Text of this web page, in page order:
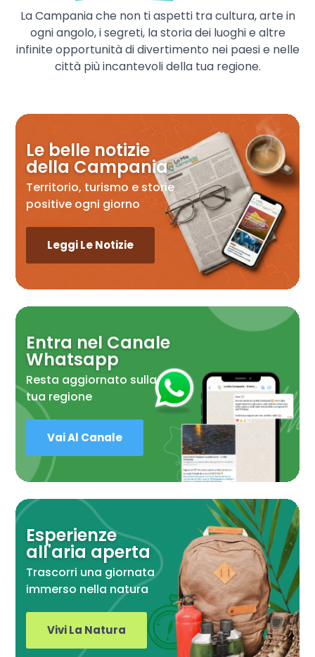
La Campania che non ti aspetti tra cultura, arte in
ogni angolo, i segreti, la storia dei luoghi e altre
infinite opportunità di divertimento nei paesi e nelle
città più incantevoli della tua regione.
Le belle notizie
della Campania
Territorio, turismo e storie
positive ogni giorno
Leggi Le Notizie
Entra nel Canale
Whatsapp
Resta aggiornato sulla
tua regione
Vai Al Canale
Esperienze
all'aria aperta
Trascorri una giornata
immerso nella natura
Vivi La Natura